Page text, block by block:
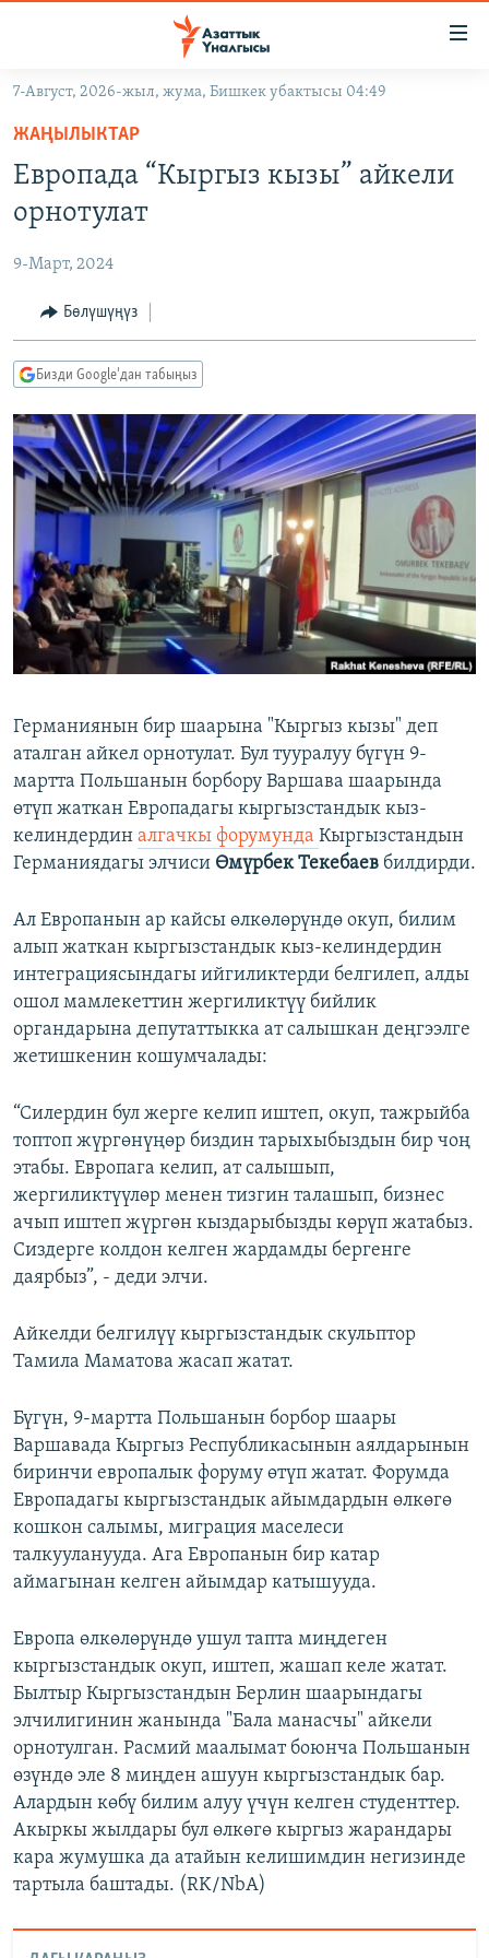
Навигацияга
өтүңүз
Издөөгө
салыңызКЫРГЫЗСТАН
ЭКОНОМИКА
МАДАНИЯТ
ДҮЙНӨ
БОРБОР АЗИЯ
УКРАИНА
АТАЙЫН ИЛИКТӨӨ
ТВ ПРОГРАММАЛАР
ЭКСПЕРТТЕР ТАЛДАЙТ
БИЗ ЖАНА ДҮЙНӨ
ДАНИСТЕ
ЭЖЕ-СИҢДИЛЕР
АЗАТТЫК+
ЫҢГАЙСЫЗ СУРООЛОР
ӨЗГӨЧӨ ПИКИР
Русский
ОНЛАЙН ШЕРИНЕ
ЭЕ/АРнун бардык сайттары
7-Август, 2026-жыл, жума, Бишкек убактысы 04:49
ЖАҢЫЛЫКТАР
Европада “Кыргыз кызы” айкели
орнотулат
9-Март, 2024
Бөлүшүңүз
Бизди Google'дан табыңыз
Германиянын бир шаарына "Кыргыз кызы" деп
аталган айкел орнотулат. Бул тууралуу бүгүн 9-
мартта Польшанын борбору Варшава шаарында
өтүп жаткан Европадагы кыргызстандык кыз-
келиндердин алгачкы форумунда Кыргызстандын
Германиядагы элчиси Өмүрбек Текебаев билдирди.
Ал Европанын ар кайсы өлкөлөрүндө окуп, билим
алып жаткан кыргызстандык кыз-келиндердин
интеграциясындагы ийгиликтерди белгилеп, алды
ошол мамлекеттин жергиликтүү бийлик
органдарына депутаттыкка ат салышкан деңгээлге
жетишкенин кошумчалады:
“Силердин бул жерге келип иштеп, окуп, тажрыйба
топтоп жүргөнүңөр биздин тарыхыбыздын бир чоң
этабы. Европага келип, ат салышып,
жергиликтүүлөр менен тизгин талашып, бизнес
ачып иштеп жүргөн кыздарыбызды көрүп жатабыз.
Сиздерге колдон келген жардамды бергенге
даярбыз”, - деди элчи.
Айкелди белгилүү кыргызстандык скульптор
Тамила Маматова жасап жатат.
Бүгүн, 9-мартта Польшанын борбор шаары
Варшавада Кыргыз Республикасынын аялдарынын
биринчи европалык форуму өтүп жатат. Форумда
Европадагы кыргызстандык айымдардын өлкөгө
кошкон салымы, миграция маселеси
талкууланууда. Ага Европанын бир катар
аймагынан келген айымдар катышууда.
Европа өлкөлөрүндө ушул тапта миңдеген
кыргызстандык окуп, иштеп, жашап келе жатат.
Былтыр Кыргызстандын Берлин шаарындагы
элчилигинин жанында "Бала манасчы" айкели
орнотулган. Расмий маалымат боюнча Польшанын
өзүндө эле 8 миңден ашуун кыргызстандык бар.
Алардын көбү билим алуу үчүн келген студенттер.
Акыркы жылдары бул өлкөгө кыргыз жарандары
кара жумушка да атайын келишимдин негизинде
тартыла баштады. (RK/NbA)